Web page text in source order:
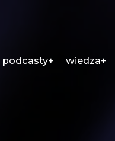
podcasty+ wiedza+